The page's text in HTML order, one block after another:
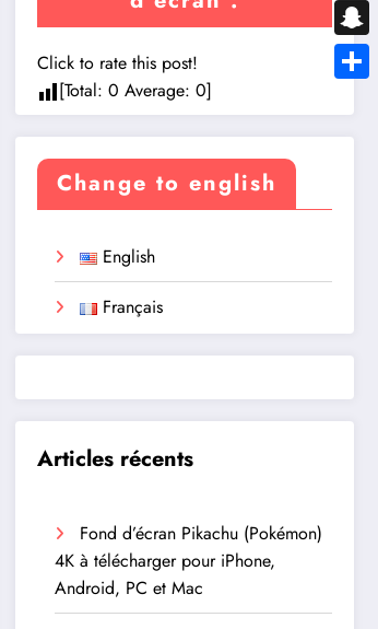
Click to rate this post!
[Total: 0 Average: 0]
Change to english
English
Français
Articles récents
Fond d’écran Pikachu (Pokémon)
4K à télécharger pour iPhone,
Android, PC et Mac